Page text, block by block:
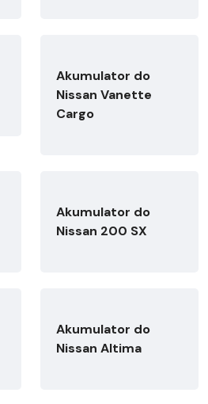
Akumulator do
Nissan Vanette
Cargo
Akumulator do
Nissan 200 SX
Akumulator do
Nissan Altima